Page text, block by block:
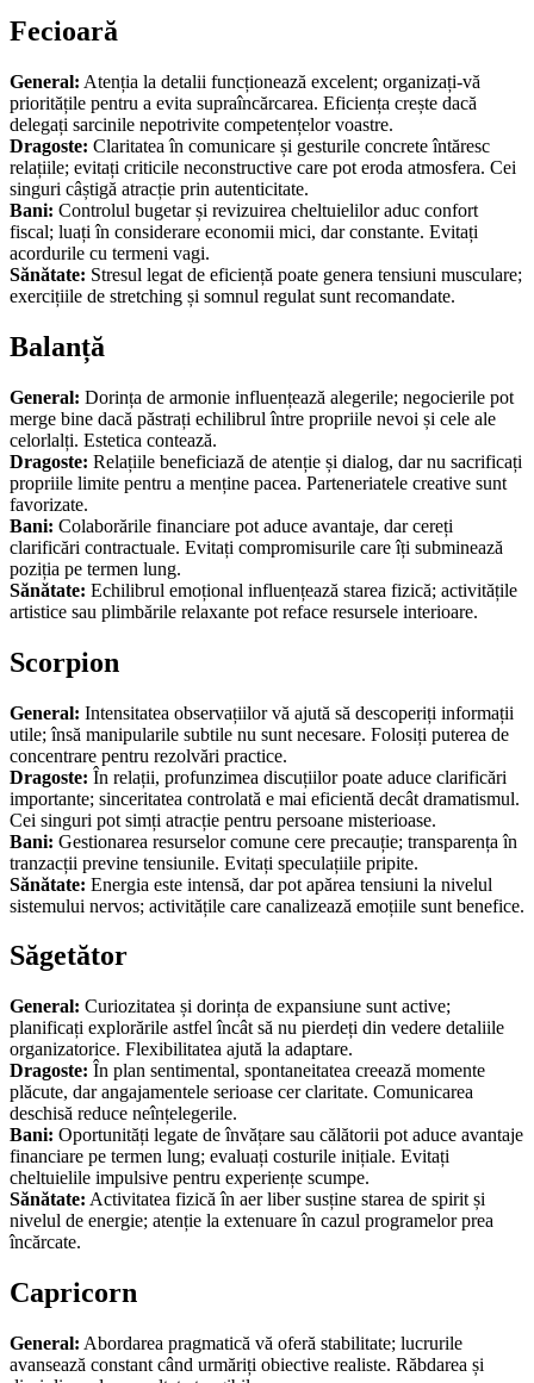
Fecioară
General: Atenția la detalii funcționează excelent; organizați-vă
prioritățile pentru a evita supraîncărcarea. Eficiența crește dacă
delegați sarcinile nepotrivite competențelor voastre.
Dragoste: Claritatea în comunicare și gesturile concrete întăresc
relațiile; evitați criticile neconstructive care pot eroda atmosfera. Cei
singuri câștigă atracție prin autenticitate.
Bani: Controlul bugetar și revizuirea cheltuielilor aduc confort
fiscal; luați în considerare economii mici, dar constante. Evitați
acordurile cu termeni vagi.
Sănătate: Stresul legat de eficiență poate genera tensiuni musculare;
exercițiile de stretching și somnul regulat sunt recomandate.
Balanță
General: Dorința de armonie influențează alegerile; negocierile pot
merge bine dacă păstrați echilibrul între propriile nevoi și cele ale
celorlalți. Estetica contează.
Dragoste: Relațiile beneficiază de atenție și dialog, dar nu sacrificați
propriile limite pentru a menține pacea. Parteneriatele creative sunt
favorizate.
Bani: Colaborările financiare pot aduce avantaje, dar cereți
clarificări contractuale. Evitați compromisurile care îți subminează
poziția pe termen lung.
Sănătate: Echilibrul emoțional influențează starea fizică; activitățile
artistice sau plimbările relaxante pot reface resursele interioare.
Scorpion
General: Intensitatea observațiilor vă ajută să descoperiți informații
utile; însă manipularile subtile nu sunt necesare. Folosiți puterea de
concentrare pentru rezolvări practice.
Dragoste: În relații, profunzimea discuțiilor poate aduce clarificări
importante; sinceritatea controlată e mai eficientă decât dramatismul.
Cei singuri pot simți atracție pentru persoane misterioase.
Bani: Gestionarea resurselor comune cere precauție; transparența în
tranzacții previne tensiunile. Evitați speculațiile pripite.
Sănătate: Energia este intensă, dar pot apărea tensiuni la nivelul
sistemului nervos; activitățile care canalizează emoțiile sunt benefice.
Săgetător
General: Curiozitatea și dorința de expansiune sunt active;
planificați explorările astfel încât să nu pierdeți din vedere detaliile
organizatorice. Flexibilitatea ajută la adaptare.
Dragoste: În plan sentimental, spontaneitatea creează momente
plăcute, dar angajamentele serioase cer claritate. Comunicarea
deschisă reduce neînțelegerile.
Bani: Oportunități legate de învățare sau călătorii pot aduce avantaje
financiare pe termen lung; evaluați costurile inițiale. Evitați
cheltuielile impulsive pentru experiențe scumpe.
Sănătate: Activitatea fizică în aer liber susține starea de spirit și
nivelul de energie; atenție la extenuare în cazul programelor prea
încărcate.
Capricorn
General: Abordarea pragmatică vă oferă stabilitate; lucrurile
avansează constant când urmăriți obiective realiste. Răbdarea și